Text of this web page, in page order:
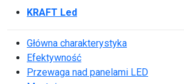
KRAFT Led
Główna charakterystyka
Efektywność
Przewaga nad panelami LED